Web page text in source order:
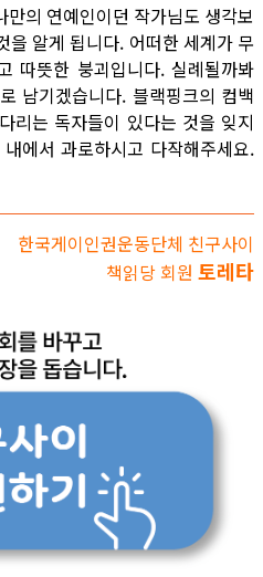
의 연예인이던 작가님도 생각보
을 알게 됩니다. 어떠한 세계가 무
따뜻한 붕괴입니다. 실례될까봐
남기겠습니다. 블랙핑크의 컴백
리는 독자들이 있다는 것을 잊지
에서 과로하시고 다작해주세요.
한국게이인권운동단체 친구사이
책읽당 회원 토레타